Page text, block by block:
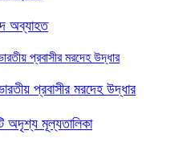
অব্যাহত
প্রবাসীর মরদেহ উদ্ধার
অদৃশ্য মূল্যতালিকা